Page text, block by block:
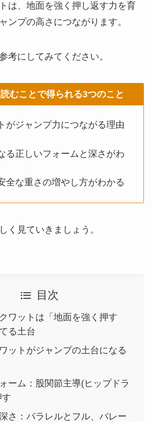
は、地面を強く押し返す力を育
ンプの高さにつながります。
考にしてみてください。
むことで得られる3つのこと
がジャンプ力につながる理由
る正しいフォームと深さがわ
全な重さの増やし方がわかる
く見ていきましょう。
目次
ワットは「地面を強く押す
る土台
ットがジャンプの土台になる
ーム：股関節主導(ヒップドラ
さ：パラレルとフル、バレー